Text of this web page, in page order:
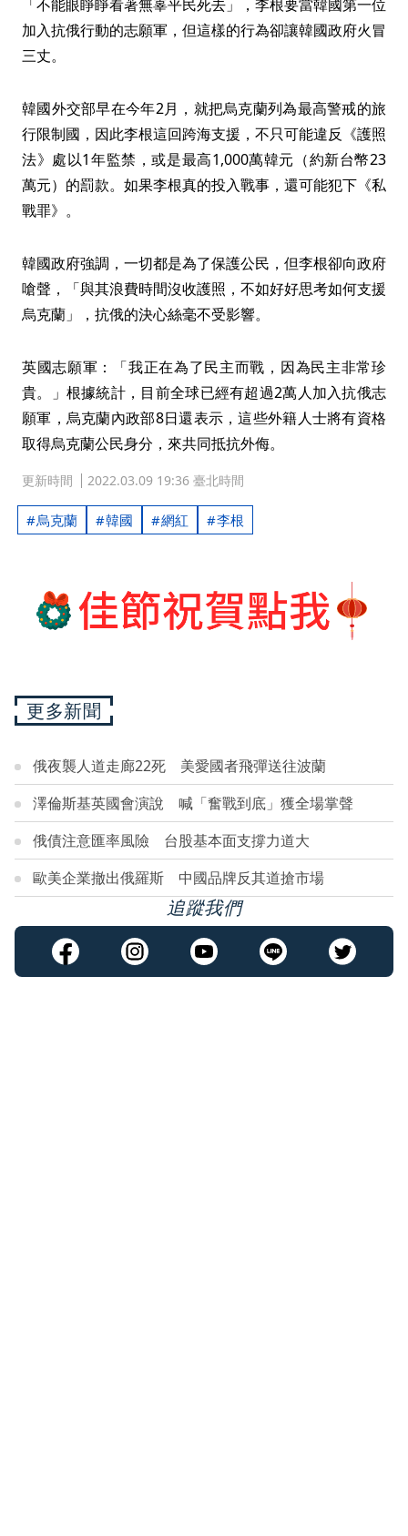
「不能眼睜睜看著無辜平民死去」，李根要當韓國第一位
加入抗俄行動的志願軍，但這樣的行為卻讓韓國政府火冒
三丈。
韓國外交部早在今年2月，就把烏克蘭列為最高警戒的旅
行限制國，因此李根這回跨海支援，不只可能違反《護照
法》處以1年監禁，或是最高1,000萬韓元（約新台幣23
萬元）的罰款。如果李根真的投入戰事，還可能犯下《私
戰罪》。
韓國政府強調，一切都是為了保護公民，但李根卻向政府
嗆聲，「與其浪費時間沒收護照，不如好好思考如何支援
烏克蘭」，抗俄的決心絲毫不受影響。
英國志願軍：「我正在為了民主而戰，因為民主非常珍
貴。」根據統計，目前全球已經有超過2萬人加入抗俄志
願軍，烏克蘭內政部8日還表示，這些外籍人士將有資格
取得烏克蘭公民身分，來共同抵抗外侮。
更新時間 2022.03.09 19:36 臺北時間
烏克蘭 韓國 網紅 李根
更多新聞
俄夜襲人道走廊22死 美愛國者飛彈送往波蘭
澤倫斯基英國會演說 喊「奮戰到底」獲全場掌聲
俄債注意匯率風險 台股基本面支撐力道大
歐美企業撤出俄羅斯 中國品牌反其道搶市場
追蹤我們